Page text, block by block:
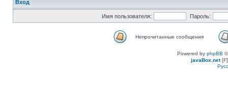
Вход
Имя пользователя: Пароль:
Непрочитанные сообщения
Powered by phpBB
javaBox.net